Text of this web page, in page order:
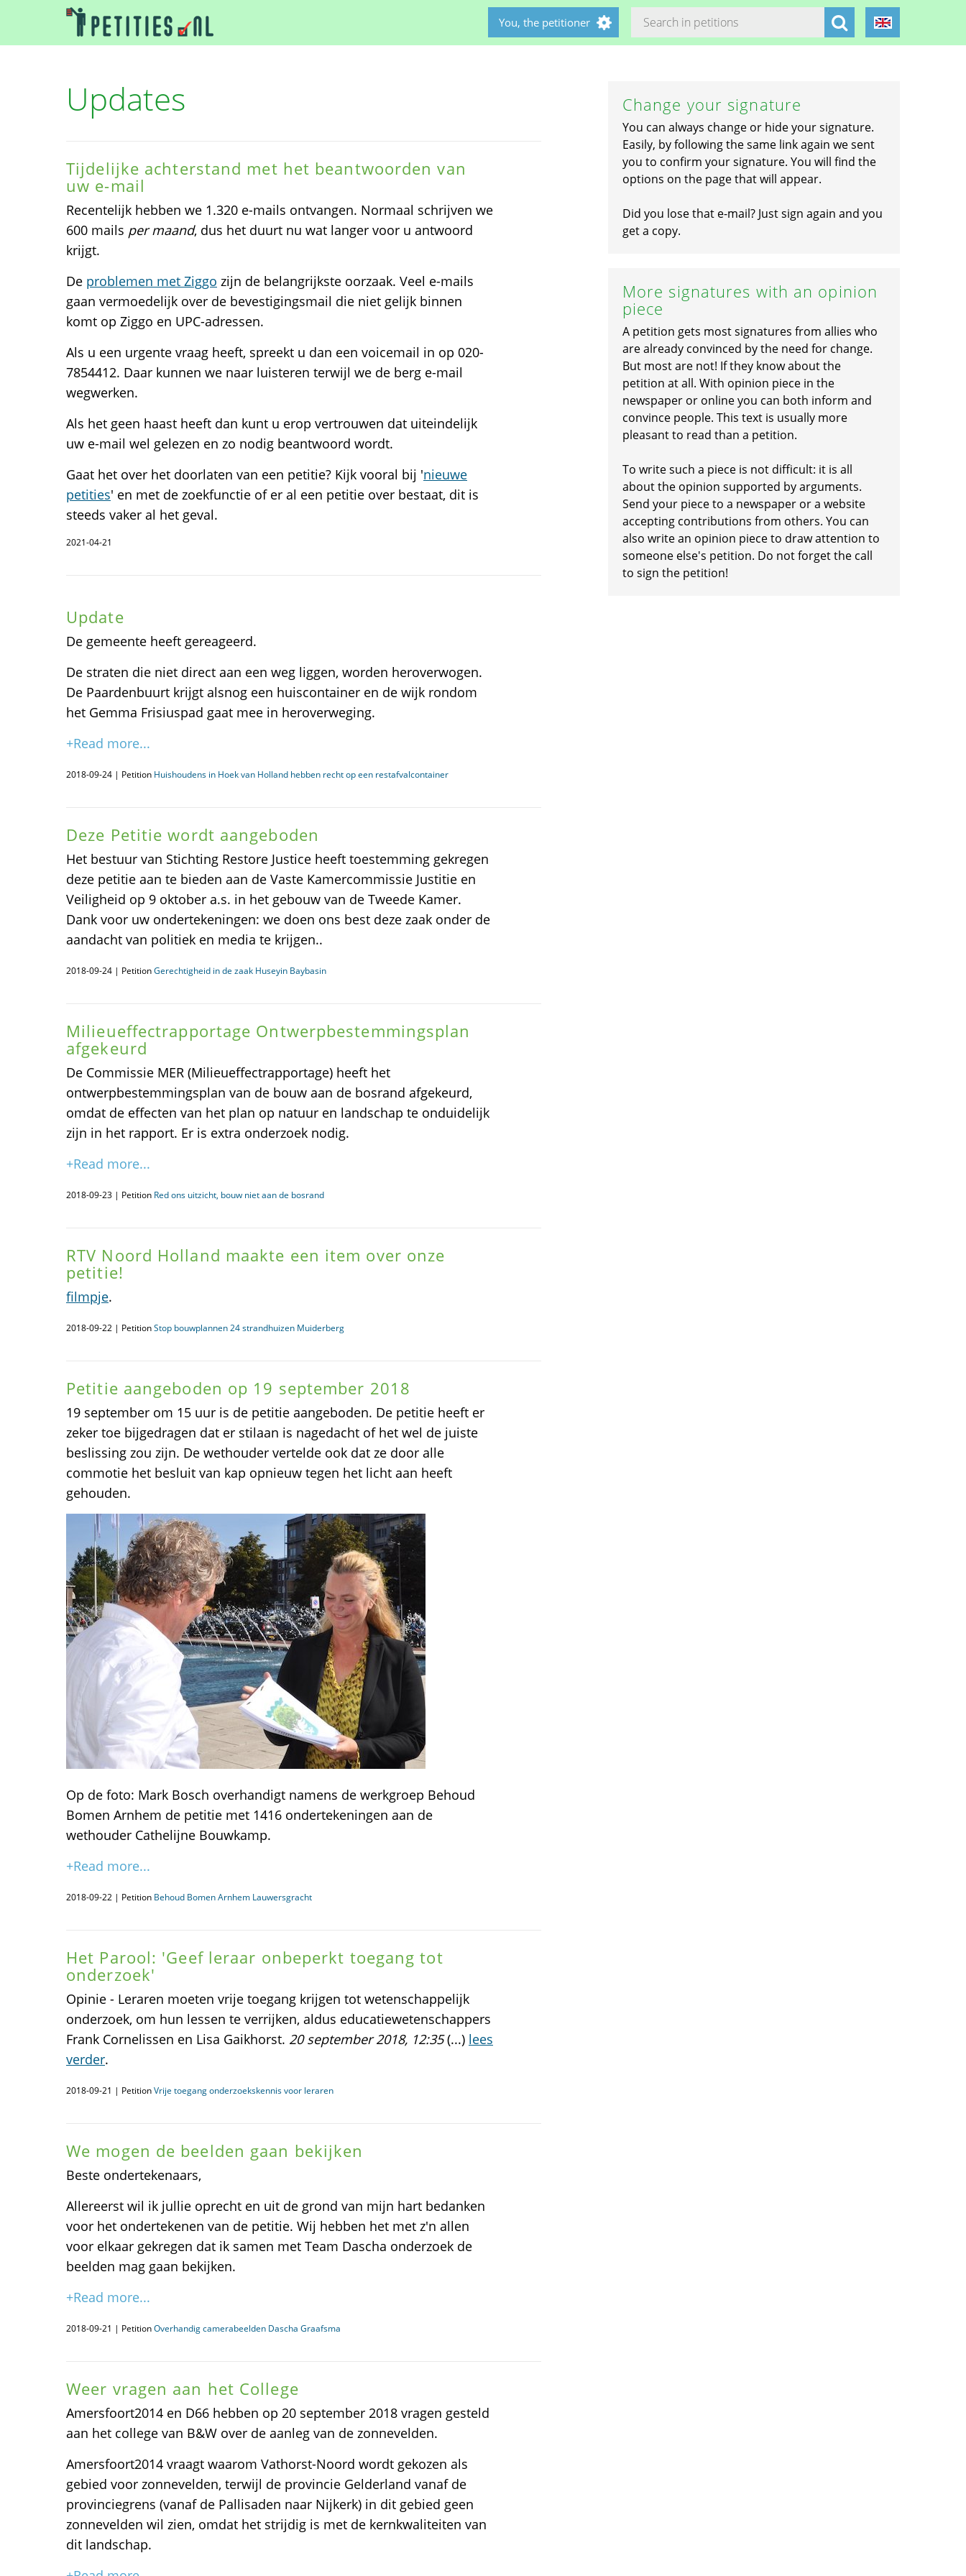
You, the petitioner
Updates
Tijdelijke achterstand met het beantwoorden van
uw e-mail
Recentelijk hebben we 1.320 e-mails ontvangen. Normaal schrijven we
600 mails per maand, dus het duurt nu wat langer voor u antwoord
krijgt.
De problemen met Ziggo zijn de belangrijkste oorzaak. Veel e-mails
gaan vermoedelijk over de bevestigingsmail die niet gelijk binnen
komt op Ziggo en UPC-adressen.
Als u een urgente vraag heeft, spreekt u dan een voicemail in op 020-
7854412. Daar kunnen we naar luisteren terwijl we de berg e-mail
wegwerken.
Als het geen haast heeft dan kunt u erop vertrouwen dat uiteindelijk
uw e-mail wel gelezen en zo nodig beantwoord wordt.
Gaat het over het doorlaten van een petitie? Kijk vooral bij 'nieuwe
petities' en met de zoekfunctie of er al een petitie over bestaat, dit is
steeds vaker al het geval.
2021-04-21
Update
De gemeente heeft gereageerd.
De straten die niet direct aan een weg liggen, worden heroverwogen.
De Paardenbuurt krijgt alsnog een huiscontainer en de wijk rondom
het Gemma Frisiuspad gaat mee in heroverweging.
+Read more...
2018-09-24 | Petition Huishoudens in Hoek van Holland hebben recht op een restafvalcontainer
Deze Petitie wordt aangeboden
Het bestuur van Stichting Restore Justice heeft toestemming gekregen
deze petitie aan te bieden aan de Vaste Kamercommissie Justitie en
Veiligheid op 9 oktober a.s. in het gebouw van de Tweede Kamer.
Dank voor uw ondertekeningen: we doen ons best deze zaak onder de
aandacht van politiek en media te krijgen..
2018-09-24 | PetitionGerechtigheid in de zaak Huseyin Baybasin
Milieueffectrapportage Ontwerpbestemmingsplan
afgekeurd
De Commissie MER (Milieueffectrapportage) heeft het
ontwerpbestemmingsplan van de bouw aan de bosrand afgekeurd,
omdat de effecten van het plan op natuur en landschap te onduidelijk
zijn in het rapport. Er is extra onderzoek nodig.
+Read more...
2018-09-23 | Petition Red ons uitzicht, bouw niet aan de bosrand
RTV Noord Holland maakte een item over onze
petitie!
filmpje.
2018-09-22 | PetitionStop bouwplannen 24 strandhuizen Muiderberg
Petitie aangeboden op 19 september 2018
19 september om 15 uur is de petitie aangeboden. De petitie heeft er
zeker toe bijgedragen dat er stilaan is nagedacht of het wel de juiste
beslissing zou zijn. De wethouder vertelde ook dat ze door alle
commotie het besluit van kap opnieuw tegen het licht aan heeft
gehouden.
Op de foto: Mark Bosch overhandigt namens de werkgroep Behoud
Bomen Arnhem de petitie met 1416 ondertekeningen aan de
wethouder Cathelijne Bouwkamp.
+Read more...
2018-09-22 | Petition Behoud Bomen Arnhem Lauwersgracht
Het Parool: 'Geef leraar onbeperkt toegang tot
onderzoek'
Opinie - Leraren moeten vrije toegang krijgen tot wetenschappelijk
onderzoek, om hun lessen te verrijken, aldus educatiewetenschappers
Frank Cornelissen en Lisa Gaikhorst. 20 september 2018, 12:35(...) lees
verder.
2018-09-21 | PetitionVrije toegang onderzoekskennis voor leraren
We mogen de beelden gaan bekijken
Beste ondertekenaars,
Allereerst wil ik jullie oprecht en uit de grond van mijn hart bedanken
voor het ondertekenen van de petitie. Wij hebben het met z'n allen
voor elkaar gekregen dat ik samen met Team Dascha onderzoek de
beelden mag gaan bekijken.
+Read more...
2018-09-21 | PetitionOverhandig camerabeelden Dascha Graafsma
Weer vragen aan het College
Amersfoort2014 en D66 hebben op 20 september 2018 vragen gesteld
aan het college van B&W over de aanleg van de zonnevelden.
Amersfoort2014 vraagt waarom Vathorst-Noord wordt gekozen als
gebied voor zonnevelden, terwijl de provincie Gelderland vanaf de
provinciegrens (vanaf de Pallisaden naar Nijkerk) in dit gebied geen
zonnevelden wil zien, omdat het strijdig is met de kernkwaliteiten van
dit landschap.
Change your signature
You can always change or hide your signature.
Easily, by following the same link again we sent
you to confirm your signature. You will find the
options on the page that will appear.
Did you lose that e-mail? Just sign again and you
get a copy.
More signatures with an opinion
piece
A petition gets most signatures from allies who
are already convinced by the need for change.
But most are not! If they know about the
petition at all. With opinion piece in the
newspaper or online you can both inform and
convince people. This text is usually more
pleasant to read than a petition.
To write such a piece is not difficult: it is all
about the opinion supported by arguments.
Send your piece to a newspaper or a website
accepting contributions from others. You can
also write an opinion piece to draw attention to
someone else's petition. Do not forget the call
to sign the petition!